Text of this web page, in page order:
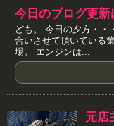
今日のブログ更新
ども。 今日の夕方・・
合いさせて頂いている
場。 エンジンは...
元店